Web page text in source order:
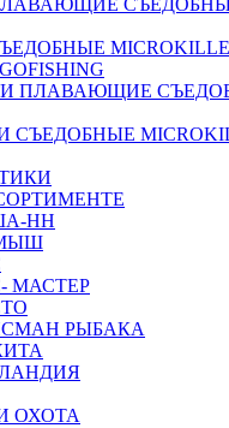
СЪЕДОБНЫЕ
ПЛАВАЮЩИЕ
СЪЕДОБНЫЕ
НН
МАСТЕР
РЫБАКА
ОХОТА